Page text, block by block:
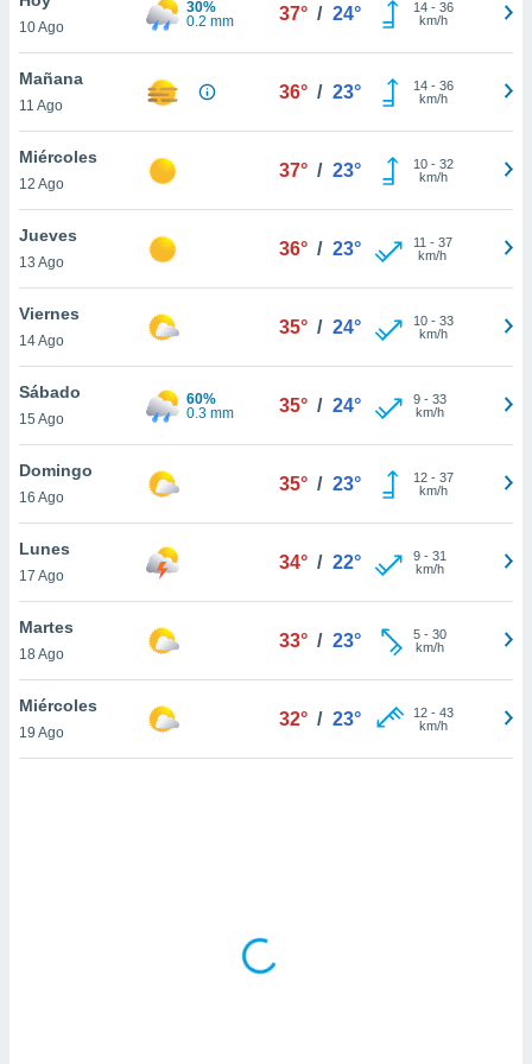
y
en
más
de
cookies
de
sitio
En
de que
sean
el sitio
10 Ago
30%
0.2 mm
37° / 24° 14- 36
km/h
Mañana
11 Ago
36° / 23° 14- 36
km/h
Miércoles
12 Ago
37° / 23° 10- 32
km/h
Jueves
13 Ago
36° / 23° 11 - 37
km/h
Viernes
14 Ago
35° / 24° 10- 33
km/h
Sábado
15 Ago
60%
0.3 mm
35° / 24° 9- 33
km/h
Domingo
16 Ago
35° / 23° 12- 37
km/h
Lunes
17 Ago
34° / 22° 9- 31
km/h
Martes
18 Ago
33° / 23° 5- 30
km/h
Miércoles
19 Ago
32° / 23° 12- 43
km/h